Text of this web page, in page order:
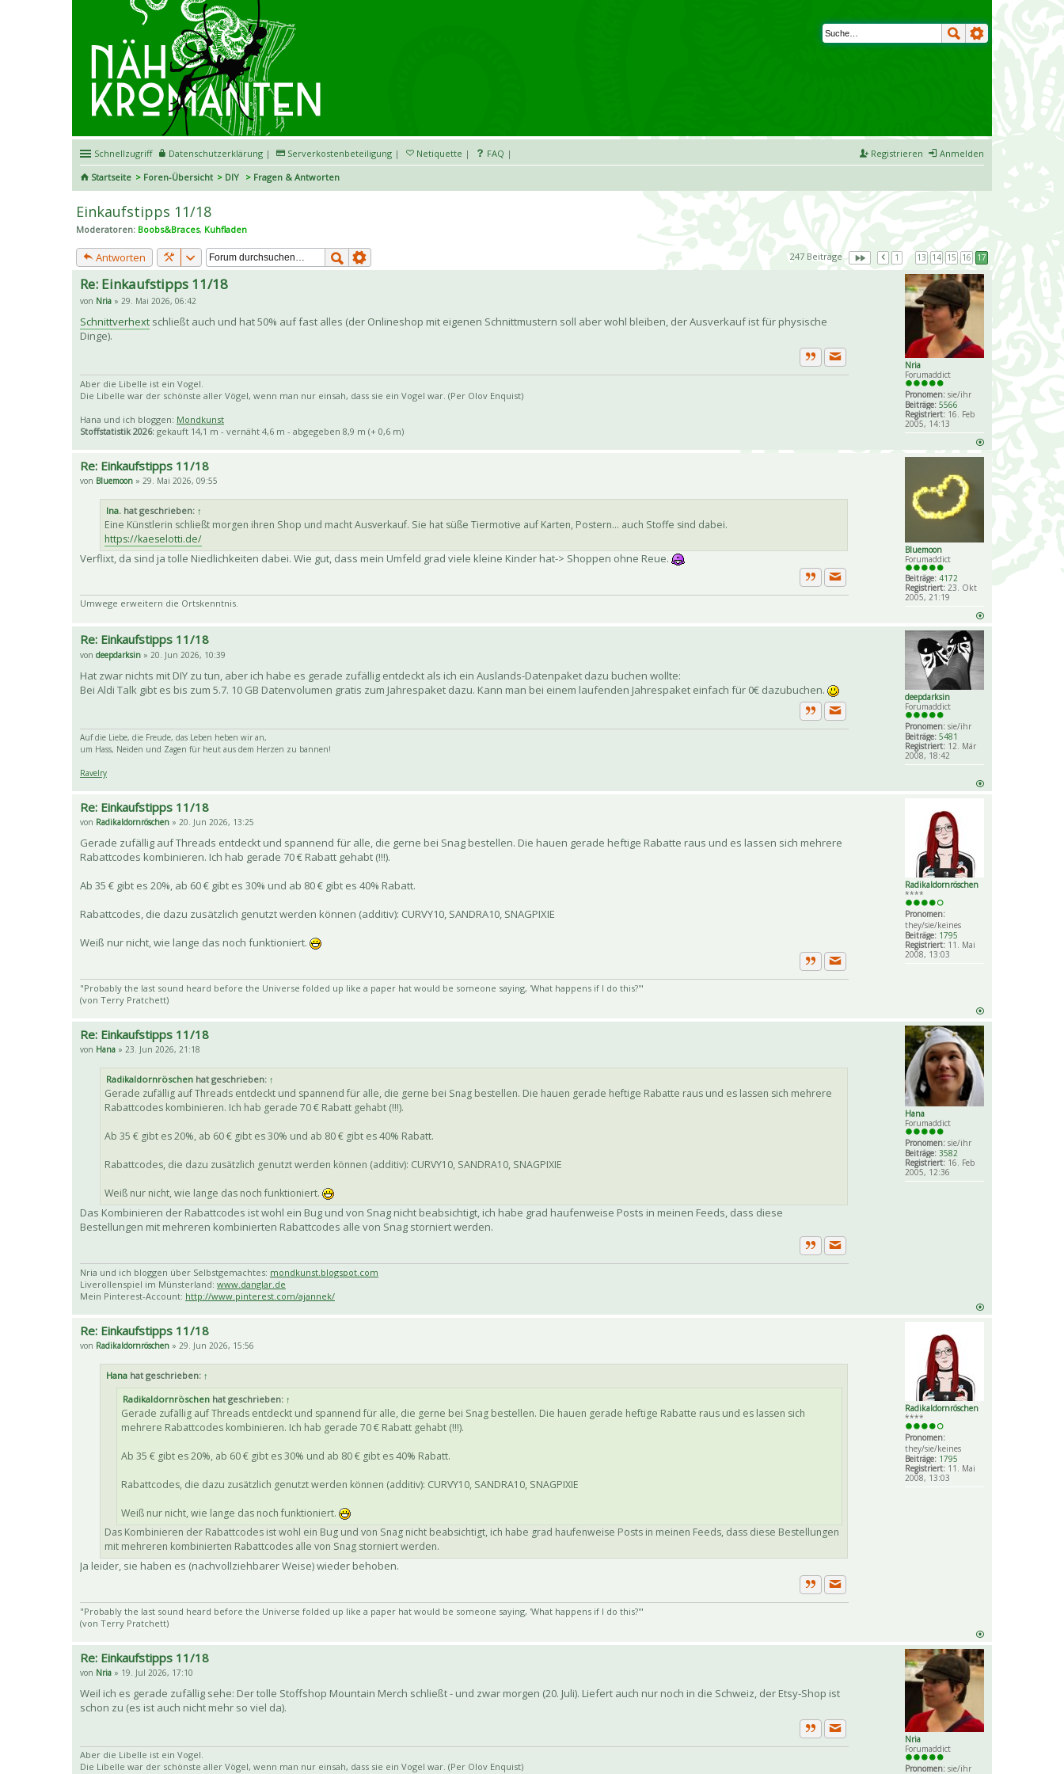
Schnellzugriff Datenschutzerklärung | Serverkostenbeteiligung | Netiquette | FAQ | Anmelden
Registrieren
Startseite
Foren-Übersicht DIY Fragen & Antworten
Einkaufstipps 11/18
Moderatoren: Boobs&Braces, Kuhfladen
Antworten 247 Beiträge 1 13 14 15 16 17
Nria
Forumaddict
Pronomen: sie/ihr
Beiträge: 5566
Registriert: 16. Feb
2005, 14:13
Re: Einkaufstipps 11/18
von Nria » 29. Mai 2026, 06:42
Schnittverhext schließt auch und hat 50% auf fast alles (der Onlineshop mit eigenen Schnittmustern soll aber wohl bleiben, der Ausverkauf ist für physische
Dinge).
ZitatPrivate Nachricht senden
Aber die Libelle ist ein Vogel.
Die Libelle war der schönste aller Vögel, wenn man nur einsah, dass sie ein Vogel war. (Per Olov Enquist)
Hana und ich bloggen: Mondkunst
Stoffstatistik 2026: gekauft 14,1 m - vernäht 4,6 m - abgegeben 8,9 m (+ 0,6 m)
Bluemoon
Forumaddict
Beiträge: 4172
Registriert: 23. Okt
2005, 21:19
Re: Einkaufstipps 11/18
von Bluemoon » 29. Mai 2026, 09:55
Ina. hat geschrieben: ↑
Eine Künstlerin schließt morgen ihren Shop und macht Ausverkauf. Sie hat süße Tiermotive auf Karten, Postern... auch Stoffe sind dabei.
https://kaeselotti.de/
Verflixt, da sind ja tolle Niedlichkeiten dabei. Wie gut, dass mein Umfeld grad viele kleine Kinder hat-> Shoppen ohne Reue.
ZitatPrivate Nachricht senden
Umwege erweitern die Ortskenntnis.
deepdarksin
Forumaddict
Pronomen: sie/ihr
Beiträge: 5481
Registriert: 12. Mär
2008, 18:42
Re: Einkaufstipps 11/18
von deepdarksin » 20. Jun 2026, 10:39
Hat zwar nichts mit DIY zu tun, aber ich habe es gerade zufällig entdeckt als ich ein Auslands-Datenpaket dazu buchen wollte:
Bei Aldi Talk gibt es bis zum 5.7. 10 GB Datenvolumen gratis zum Jahrespaket dazu. Kann man bei einem laufenden Jahrespaket einfach für 0€ dazubuchen.
ZitatPrivate Nachricht senden
Auf die Liebe, die Freude, das Leben heben wir an,
um Hass, Neiden und Zagen für heut aus dem Herzen zu bannen!
Ravelry
Radikaldornröschen
****
Pronomen:
they/sie/keines
Beiträge: 1795
Registriert: 11. Mai
2008, 13:03
Re: Einkaufstipps 11/18
von Radikaldornröschen » 20. Jun 2026, 13:25
Gerade zufällig auf Threads entdeckt und spannend für alle, die gerne bei Snag bestellen. Die hauen gerade heftige Rabatte raus und es lassen sich mehrere
Rabattcodes kombinieren. Ich hab gerade 70 € Rabatt gehabt (!!!).
Ab 35 € gibt es 20%, ab 60 € gibt es 30% und ab 80 € gibt es 40% Rabatt.
Rabattcodes, die dazu zusätzlich genutzt werden können (additiv): CURVY10, SANDRA10, SNAGPIXIE
Weiß nur nicht, wie lange das noch funktioniert.
ZitatPrivate Nachricht senden
"Probably the last sound heard before the Universe folded up like a paper hat would be someone saying, 'What happens if I do this?'"
(von Terry Pratchett)
Hana
Forumaddict
Pronomen: sie/ihr
Beiträge: 3582
Registriert: 16. Feb
2005, 12:36
Re: Einkaufstipps 11/18
von Hana » 23. Jun 2026, 21:18
Radikaldornröschen hat geschrieben: ↑
Gerade zufällig auf Threads entdeckt und spannend für alle, die gerne bei Snag bestellen. Die hauen gerade heftige Rabatte raus und es lassen sich mehrere
Rabattcodes kombinieren. Ich hab gerade 70 € Rabatt gehabt (!!!).
Ab 35 € gibt es 20%, ab 60 € gibt es 30% und ab 80 € gibt es 40% Rabatt.
Rabattcodes, die dazu zusätzlich genutzt werden können (additiv): CURVY10, SANDRA10, SNAGPIXIE
Weiß nur nicht, wie lange das noch funktioniert.
Das Kombinieren der Rabattcodes ist wohl ein Bug und von Snag nicht beabsichtigt, ich habe grad haufenweise Posts in meinen Feeds, dass diese
Bestellungen mit mehreren kombinierten Rabattcodes alle von Snag storniert werden.
ZitatPrivate Nachricht senden
Nria und ich bloggen über Selbstgemachtes: mondkunst.blogspot.com
Liverollenspiel im Münsterland: www.danglar.de
Mein Pinterest-Account: http://www.pinterest.com/ajannek/
Radikaldornröschen
****
Pronomen:
they/sie/keines
Beiträge: 1795
Registriert: 11. Mai
2008, 13:03
Re: Einkaufstipps 11/18
von Radikaldornröschen » 29. Jun 2026, 15:56
Hana hat geschrieben: ↑
Radikaldornröschen hat geschrieben: ↑
Gerade zufällig auf Threads entdeckt und spannend für alle, die gerne bei Snag bestellen. Die hauen gerade heftige Rabatte raus und es lassen sich
mehrere Rabattcodes kombinieren. Ich hab gerade 70 € Rabatt gehabt (!!!).
Ab 35 € gibt es 20%, ab 60 € gibt es 30% und ab 80 € gibt es 40% Rabatt.
Rabattcodes, die dazu zusätzlich genutzt werden können (additiv): CURVY10, SANDRA10, SNAGPIXIE
Weiß nur nicht, wie lange das noch funktioniert.
Das Kombinieren der Rabattcodes ist wohl ein Bug und von Snag nicht beabsichtigt, ich habe grad haufenweise Posts in meinen Feeds, dass diese Bestellungen
mit mehreren kombinierten Rabattcodes alle von Snag storniert werden.
Ja leider, sie haben es (nachvollziehbarer Weise) wieder behoben.
ZitatPrivate Nachricht senden
"Probably the last sound heard before the Universe folded up like a paper hat would be someone saying, 'What happens if I do this?'"
(von Terry Pratchett)
Nria
Forumaddict
Pronomen: sie/ihr
Re: Einkaufstipps 11/18
von Nria » 19. Jul 2026, 17:10
Weil ich es gerade zufällig sehe: Der tolle Stoffshop Mountain Merch schließt - und zwar morgen (20. Juli). Liefert auch nur noch in die Schweiz, der Etsy-Shop ist
schon zu (es ist auch nicht mehr so viel da).
ZitatPrivate Nachricht senden
Aber die Libelle ist ein Vogel.
Die Libelle war der schönste aller Vögel, wenn man nur einsah, dass sie ein Vogel war. (Per Olov Enquist)